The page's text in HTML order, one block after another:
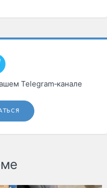
Telegram‑канале